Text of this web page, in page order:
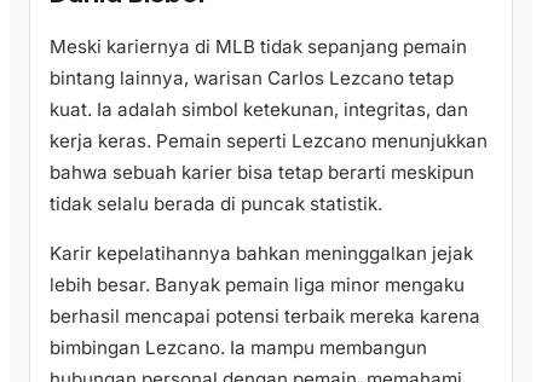
Meski kariernya di MLB tidak sepanjang pemain
bintang lainnya, warisan Carlos Lezcano tetap
kuat. Ia adalah simbol ketekunan, integritas, dan
kerja keras. Pemain seperti Lezcano menunjukkan
bahwa sebuah karier bisa tetap berarti meskipun
tidak selalu berada di puncak statistik.
Karir kepelatihannya bahkan meninggalkan jejak
lebih besar. Banyak pemain liga minor mengaku
berhasil mencapai potensi terbaik mereka karena
bimbingan Lezcano. Ia mampu membangun